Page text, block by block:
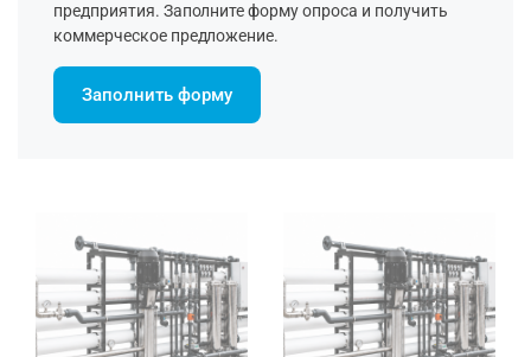
предприятия. Заполните форму опроса и получить
коммерческое предложение.
Заполнить форму